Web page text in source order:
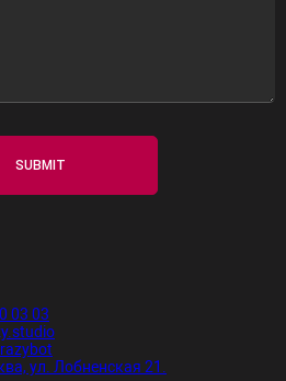
03 03
ул. Лобненская 21.